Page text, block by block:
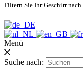
Filtern Sie Ihr Geschirr nach
Menü
Suche nach: